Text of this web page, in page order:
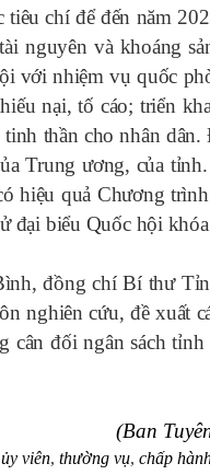
chí để đến năm
nguyên và khoáng
với nhiệm vụ quốc
nại, tố cáo; triển
thần cho nhân
Trung ương, của
hiệu quả Chương
đại biểu Quốc hội
đồng chí Bí thư
nghiên cứu, đề xuất
đối ngân sách
(Ban
ủy viên, thường vụ, chấp